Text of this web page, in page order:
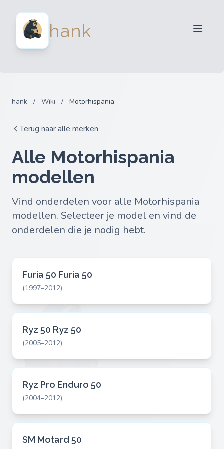
hank
hank / Wiki / Motorhispania
Terug naar alle merken
Alle Motorhispania
modellen
Vind onderdelen voor alle Motorhispania
modellen. Selecteer je model en vind de
onderdelen die je nodig hebt.
Furia 50 Furia 50
(1997–2012)
Ryz 50 Ryz 50
(2005–2012)
Ryz Pro Enduro 50
(2004–2012)
SM Motard 50